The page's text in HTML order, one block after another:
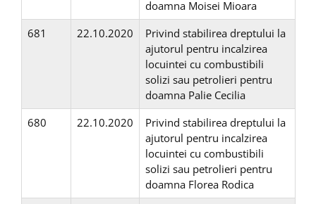
doamna Moisei Mioara
681
22.10.2020
Privind stabilirea dreptului la
ajutorul pentru incalzirea
locuintei cu combustibili
solizi sau petrolieri pentru
doamna Palie Cecilia
680
22.10.2020
Privind stabilirea dreptului la
ajutorul pentru incalzirea
locuintei cu combustibili
solizi sau petrolieri pentru
doamna Florea Rodica